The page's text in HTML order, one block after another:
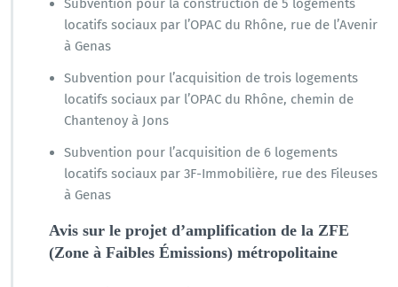
Subvention pour la construction de 5 logements
locatifs sociaux par l’OPAC du Rhône, rue de l’Avenir
à Genas
Subvention pour l’acquisition de trois logements
locatifs sociaux par l’OPAC du Rhône, chemin de
Chantenoy à Jons
Subvention pour l’acquisition de 6 logements
locatifs sociaux par 3F-Immobilière, rue des Fileuses
à Genas
Avis sur le projet d’amplification de la ZFE
(Zone à Faibles Émissions) métropolitaine